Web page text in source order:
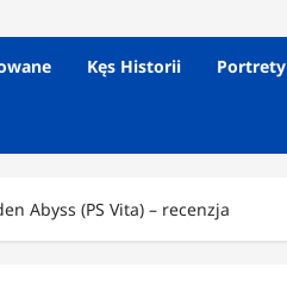
Kęs Historii Portrety
Abyss (PS Vita) – recenzja